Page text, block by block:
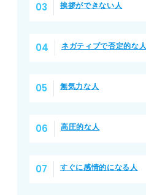
挨拶ができない人
ネガティブで否定的な人
無気力な人
高圧的な人
すぐに感情的になる人